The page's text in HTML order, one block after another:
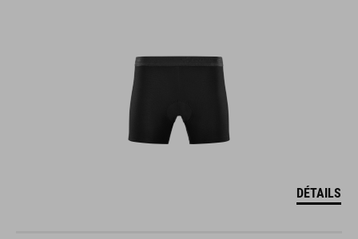
DÉTAILS